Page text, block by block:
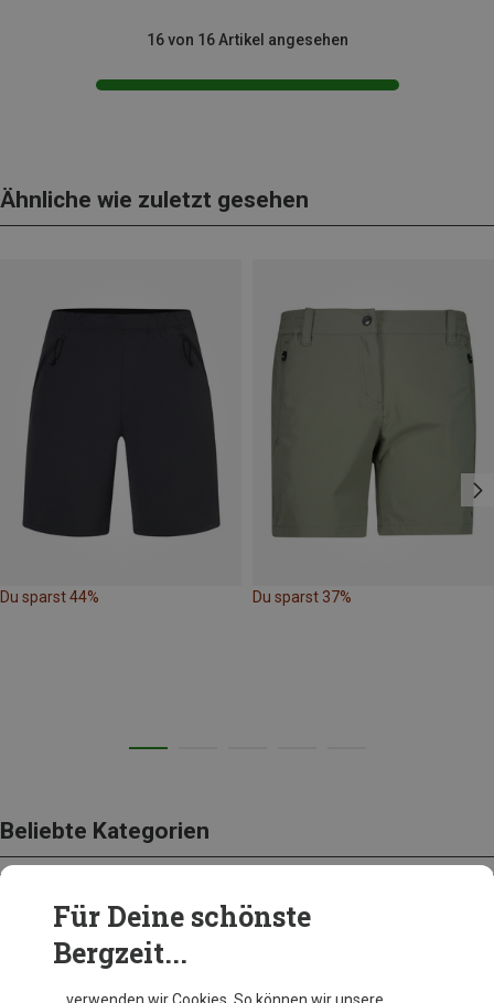
16 von 16 Artikel angesehen
Ähnliche wie zuletzt gesehen
Du sparst 44% Du sparst 37%
Beliebte Kategorien
AUSRÜSTUNG
Für Deine schönste
Bergzeit...